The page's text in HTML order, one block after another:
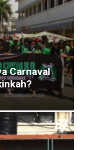
Carnaval